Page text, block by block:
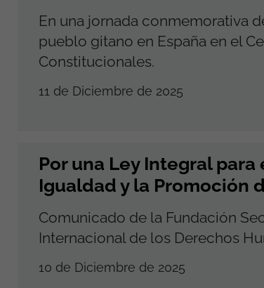
En una jornada conmemorativa
pueblo gitano en España en el
Constitucionales.
11 de Diciembre de 2025
Por una Ley Integral
Igualdad y la Promoción
Comunicado de la Fundación
Internacional de los Derechos
10 de Diciembre de 2025